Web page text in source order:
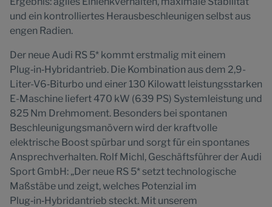
und ein kontrolliertes Herausbeschleunigen selbst aus
engen Radien.
Der neue Audi RS 5* kommt erstmalig mit einem
Plug‑in‑Hybridantrieb. Die Kombination aus dem 2,9-
Liter-V6‑Biturbo und einer 130 Kilowatt leistungsstarken
E-Maschine liefert 470 kW (639 PS) Systemleistung und
825 Nm Drehmoment. Besonders bei spontanen
Beschleunigungsmanövern wird der kraftvolle
elektrische Boost spürbar und sorgt für ein spontanes
Ansprechverhalten. Rolf Michl, Geschäftsführer der Audi
Sport GmbH: „Der neue RS 5* setzt technologische
Maßstäbe und zeigt, welches Potenzial im
Plug‑in‑Hybridantrieb steckt. Mit unserem